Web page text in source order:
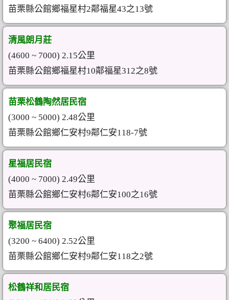
苗栗縣公館鄉福星村2鄰福星43之13號
清風朗月莊
(4600 ~ 7000) 2.15公里
苗栗縣公館鄉福星村10鄰福星312之8號
苗栗松鶴陶然居民宿
(3000 ~ 5000) 2.48公里
苗栗縣公館鄉仁安村9鄰仁安118-7號
星福居民宿
(4000 ~ 7000) 2.49公里
苗栗縣公館鄉仁安村6鄰仁安100之16號
聚福居民宿
(3200 ~ 6400) 2.52公里
苗栗縣公館鄉仁安村9鄰仁安118之2號
松鶴祥和居民宿